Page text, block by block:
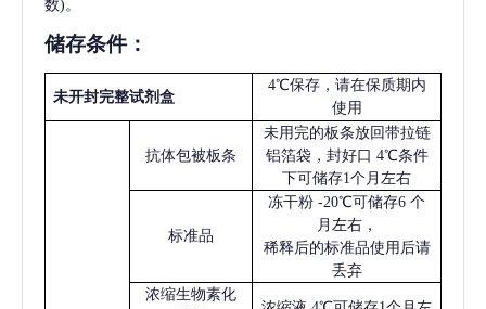
数)。
储存条件：
未开封完整试剂盒
4℃保存，请在保质期内
使用
抗体包被板条
未用完的板条放回带拉链
铝箔袋，封好口 4℃条件
下可储存1个月左右
标准品
冻干粉 -20℃可储存6 个
月左右，
稀释后的标准品使用后请
丢弃
浓缩生物素化